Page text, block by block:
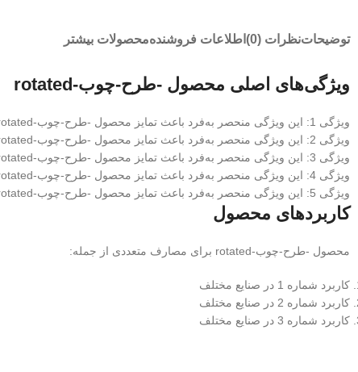
توضیحاتنظرات (0) اطلاعات فروشندهمحصولات بیشتر
ویژگی‌های اصلی محصول -طرح-چوب-rotated
ویژگی 1: این ویژگی منحصر به‌فرد باعث تمایز محصول -طرح-چوب-rotated از رقبا می‌شود
ویژگی 2: این ویژگی منحصر به‌فرد باعث تمایز محصول -طرح-چوب-rotated از رقبا می‌شود
ویژگی 3: این ویژگی منحصر به‌فرد باعث تمایز محصول -طرح-چوب-rotated از رقبا می‌شود
ویژگی 4: این ویژگی منحصر به‌فرد باعث تمایز محصول -طرح-چوب-rotated از رقبا می‌شود
ویژگی 5: این ویژگی منحصر به‌فرد باعث تمایز محصول -طرح-چوب-rotated از رقبا می‌شود
کاربردهای محصول
محصول -طرح-چوب-rotated برای مصارف متعددی از جمله:
کاربرد شماره 1 در صنایع مختلف
کاربرد شماره 2 در صنایع مختلف
کاربرد شماره 3 در صنایع مختلف